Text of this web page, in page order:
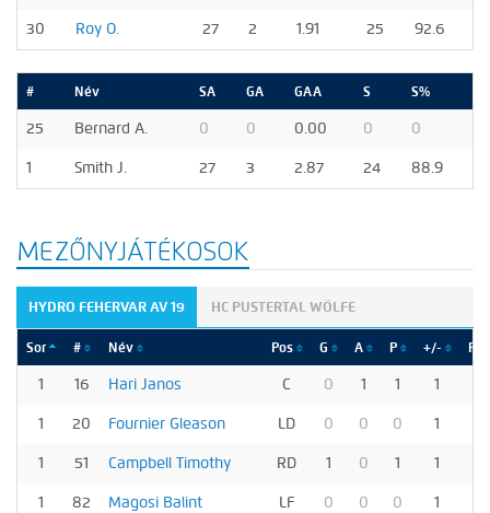
30 Roy O. 27 2 1.91 25 92.6
# Név SA GA GAA S S%
25 Bernard A. 0 0 0.00 0 0
1 Smith J. 27 3 2.87 24 88.9
MEZŐNYJÁTÉKOSOK
HYDRO FEHERVAR AV 19 HC PUSTERTAL WÖLFE
Sor # Név Pos G A P +/-
1 16 Hari Janos C 0 1 1 1
1 20 Fournier Gleason LD 0 0 0 1
1 51 Campbell Timothy RD 1 0 1 1
1 82 Magosi Balint LF 0 0 0 1